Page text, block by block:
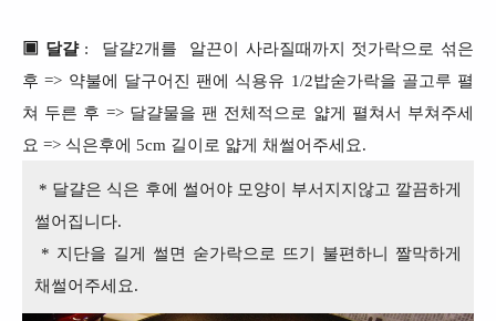
▣ 달걀: 달걀2개를 알끈이 사라질때까지 젓가락으로 섞은
후 => 약불에 달구어진 팬에 식용유 1/2밥숟가락을 골고루 펼
쳐 두른 후 => 달걀물을 팬 전체적으로 얇게 펼쳐서 부쳐주세
요 => 식은후에 5cm 길이로 얇게 채썰어주세요.
* 달걀은 식은 후에 썰어야 모양이 부서지지않고 깔끔하게
썰어집니다.
* 지단을 길게 썰면 숟가락으로 뜨기 불편하니 짤막하게
채썰어주세요.